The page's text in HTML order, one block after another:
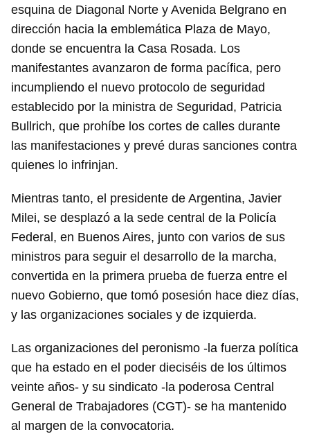
esquina de Diagonal Norte y Avenida Belgrano en
dirección hacia la emblemática Plaza de Mayo,
donde se encuentra la Casa Rosada. Los
manifestantes avanzaron de forma pacífica, pero
incumpliendo el nuevo protocolo de seguridad
establecido por la ministra de Seguridad, Patricia
Bullrich, que prohíbe los cortes de calles durante
las manifestaciones y prevé duras sanciones contra
quienes lo infrinjan.
Mientras tanto, el presidente de Argentina, Javier
Milei, se desplazó a la sede central de la Policía
Federal, en Buenos Aires, junto con varios de sus
ministros para seguir el desarrollo de la marcha,
convertida en la primera prueba de fuerza entre el
nuevo Gobierno, que tomó posesión hace diez días,
y las organizaciones sociales y de izquierda.
Las organizaciones del peronismo -la fuerza política
que ha estado en el poder dieciséis de los últimos
veinte años- y su sindicato -la poderosa Central
General de Trabajadores (CGT)- se ha mantenido
al margen de la convocatoria.